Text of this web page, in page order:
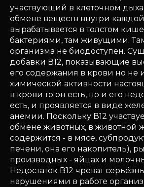
участвующий в клеточном
обмене веществ внутри
вырабатывается в толстом
бактериями, там живущими. Там
организма не биодоступен.
добавки В12, показывающие
его содержания в крови но
химической активности
в крови то он есть, но и его
есть, и проявляется в виде
анемии. Поскольку В12
обмене животных, в животной
содержится - в мясе,
печени, она его накопитель),
производных - яйцах и
Недостаток В12 чреват
нарушениями в работе